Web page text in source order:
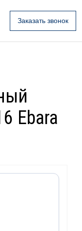
Заказать звонок
Ebara